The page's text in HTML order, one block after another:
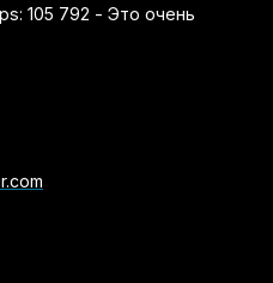
105 792 - Это очень